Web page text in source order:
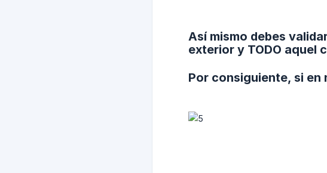
Así mismo debes
exterior y TODO aquel
Por consiguiente, si